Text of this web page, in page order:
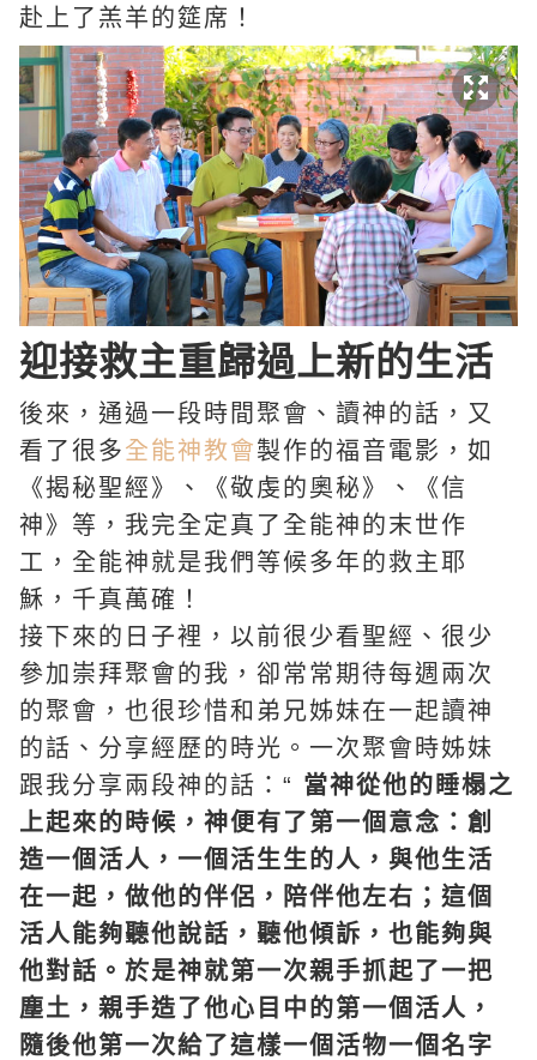
赴上了羔羊的筵席！
迎接救主重歸過上新的生活
後來，通過一段時間聚會、讀神的話，又
看了很多全能神教會製作的福音電影，如
《揭秘聖經》、《敬虔的奧秘》、《信
神》等，我完全定真了全能神的末世作
工 ，全能神就是我們等候多年的救主耶
穌，千真萬確！
接下來的日子裡，以前很少看聖經、很少
參加崇拜聚會的我，卻常常期待每週兩次
的聚會，也很珍惜和弟兄姊妹在一起讀神
的話、分享經歷的時光。一次聚會時姊妹
跟我分享兩段神的話：“ 當神從他的睡榻之
上起來的時候，神便有了第一個意念：創
造一個活人，一個活生生的人，與他生活
在一起，做他的伴侶，陪伴他左右；這個
活人能夠聽他說話，聽他傾訴，也能夠與
他對話。於是神就第一次親手抓起了一把
塵土，親手造了他心目中的第一個活人，
隨後他第一次給了這樣一個活物一個名字